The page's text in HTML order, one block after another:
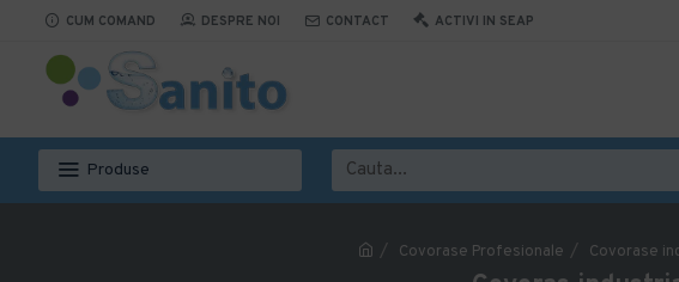
CUM COMAND DESPRE NOI CONTACT ACTIVI IN SEAP
Produse
Covorase Profesionale Covorase